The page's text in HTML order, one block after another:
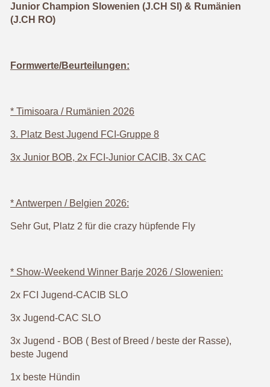
Junior Champion Slowenien (J.CH SI) & Rumänien
(J.CH RO)
Formwerte/Beurteilungen:
* Timisoara / Rumänien 2026
3. Platz Best Jugend FCI-Gruppe 8
3x Junior BOB, 2x FCI-Junior CACIB, 3x CAC
* Antwerpen / Belgien 2026:
Sehr Gut, Platz 2 für die crazy hüpfende Fly
* Show-Weekend Winner Barje 2026 / Slowenien:
2x FCI Jugend-CACIB SLO
3x Jugend-CAC SLO
3x Jugend - BOB ( Best of Breed / beste der Rasse),
beste Jugend
1x beste Hündin